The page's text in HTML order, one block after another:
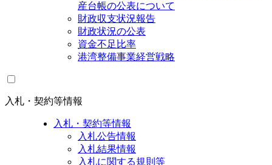
産台帳の公表について
財政収支状況報告
財政状況の公表
資金不足比率
港湾整備事業経営戦略
入札・契約等情報
入札・契約等情報
入札公告情報
入札結果情報
入札に関する規則等